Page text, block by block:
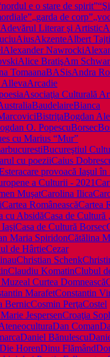
e o stare de spirit”
„garda de corp”
Adevărul Literar şi Artistic
AiusAkzenteAlbert Tajti
Alexander Nawrocki
Alice BratişAm
TomaanaBASisAndra
AllevaArcadie
Asociaţia Culturală
BaudelaireBianca
BistriţaBogdan
O. PopescuBorsec
cu Marius “Mur”
bucurestiBucureştiul
cu poeziiCaius
care provoacă Iaşul în
a Culturii - 2021
MuşatCarolina Ilica
Cartea RomâneascăCartea
cu AbsidăCasa de Cultură
Casa de Cultură Borsec
Maria SpiridonCătălina
de HârtieCezar
Christian Schenk
Claudiu KomatinClubul
Curtea Domnească
MarafetConstantin
BernicCosmin PerţaCostel
JespersenCroaţia
culturaDan Coman
Daniel Bănulescu
Die HorenDinu Flămând